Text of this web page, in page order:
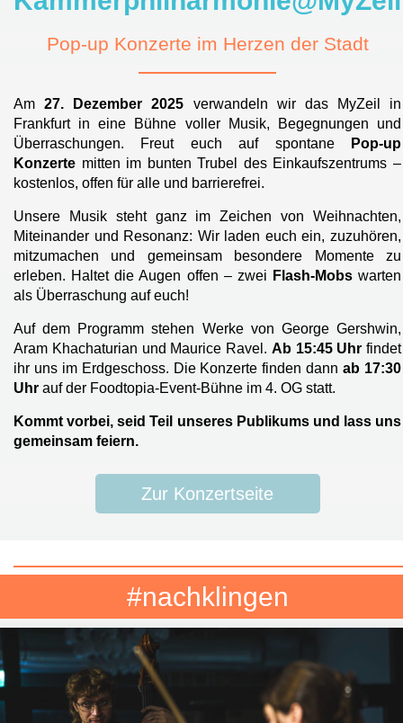
Pop-up Konzerte im Herzen der Stadt
Am27. Dezember 2025 verwandeln wir das MyZeil in
Frankfurt in eine Bühne voller Musik, Begegnungen und
Überraschungen. Freut euch auf spontane
Pop-up
Konzerte mitten im bunten Trubel des Einkaufszentrums –
kostenlos, offen für alle und barrierefrei.
Unsere Musik steht ganz im Zeichen von Weihnachten,
Miteinander und Resonanz: Wir laden euch ein, zuzuhören,
mitzumachen und gemeinsam besondere Momente zu
erleben. Haltet die Augen offen – zwei Flash-Mobswarten
als Überraschung auf euch!
Auf dem Programm stehen Werke von George Gershwin,
Aram Khachaturian und Maurice Ravel. Ab 15:45 Uhr findet
ihr uns im Erdgeschoss. Die Konzerte finden dannab 17:30
Uhr auf der Foodtopia-Event-Bühne im 4. OG statt.
Kommt vorbei, seid Teil unseres Publikums und lass uns
gemeinsam feiern.
Zur Konzertseite
#nachklingen